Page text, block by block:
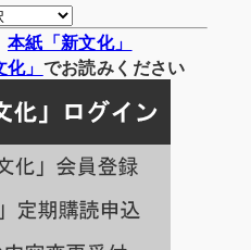
本紙「新文化」
」 でお読みください